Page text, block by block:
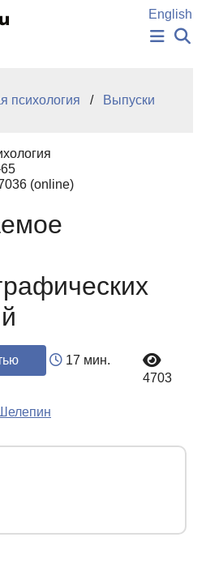
English
СЛОВА
психология
Выпуски
(online)
17 мин.
4703